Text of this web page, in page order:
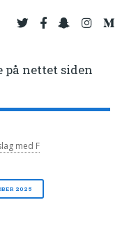
på nettet siden
med F
2025